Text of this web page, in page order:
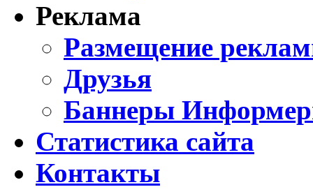
Реклама
Размещение
Друзья
Баннеры
Статистика сайта
Контакты